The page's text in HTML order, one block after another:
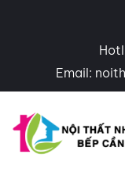
Email: